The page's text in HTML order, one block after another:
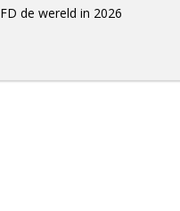
FD de wereld in 2026